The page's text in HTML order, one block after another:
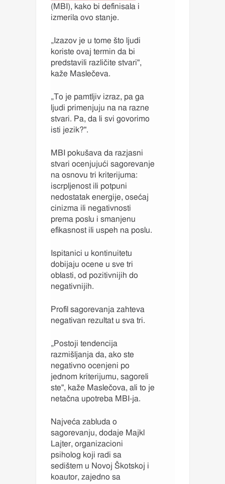
(MBI), kako bi definisala i
izmerila ovo stanje.
„Izazov je u tome što ljudi
koriste ovaj termin da bi
predstavili različite stvari",
kaže Maslečeva.
„To je pamtljiv izraz, pa ga
ljudi primenjuju na na razne
stvari. Pa, da li svi govorimo
isti jezik?".
MBI pokušava da razjasni
stvari ocenjujući sagorevanje
na osnovu tri kriterijuma:
iscrpljenost ili potpuni
nedostatak energije, osećaj
cinizma ili negativnosti
prema poslu i smanjenu
efikasnost ili uspeh na poslu.
Ispitanici u kontinuitetu
dobijaju ocene u sve tri
oblasti, od pozitivnijih do
negativnijih.
Profil sagorevanja zahteva
negativan rezultat u sva tri.
„Postoji tendencija
razmišljanja da, ako ste
negativno ocenjeni po
jednom kriterijumu, sagoreli
ste", kaže Maslečova, ali to je
netačna upotreba MBI-ja.
Najveća zabluda o
sagorevanju, dodaje Majkl
Lajter, organizacioni
psiholog koji radi sa
sedištem u Novoj Škotskoj i
koautor, zajedno sa